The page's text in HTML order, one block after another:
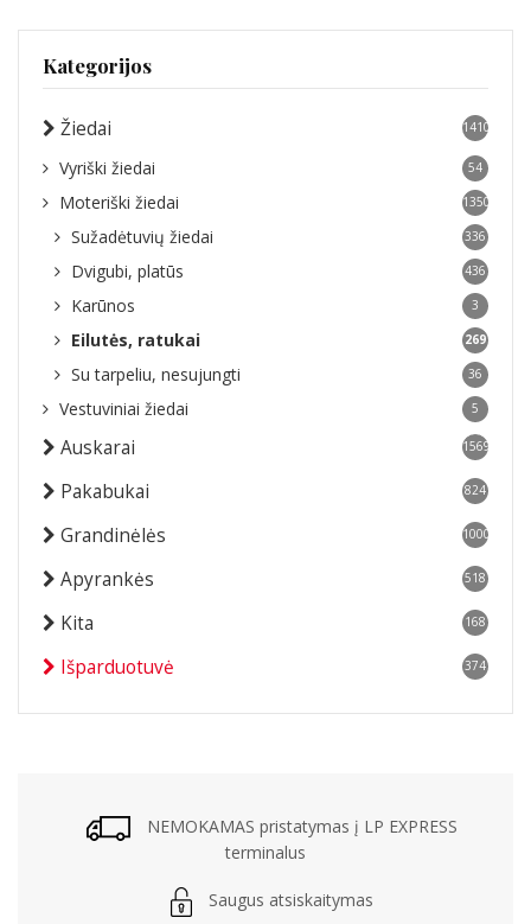
Kategorijos
Žiedai 1410
Vyriški žiedai 54
Moteriški žiedai 1350
Sužadėtuvių žiedai 336
Dvigubi, platūs 436
Karūnos 3
Eilutės, ratukai 269
Su tarpeliu, nesujungti 36
Vestuviniai žiedai 5
Auskarai 1569
Pakabukai 824
Grandinėlės 1000
Apyrankės 518
Kita 168
Išparduotuvė 374
NEMOKAMAS pristatymas į LP EXPRESS
terminalus
Saugus atsiskaitymas